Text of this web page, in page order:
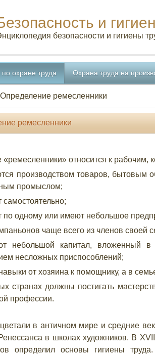
и
безопасности и гигиены
охране труда Охрана труда на
ремесленники
ремесленники
относится к рабочим,
производством товаров, бытовым
промыслом;
одному или имеют небольшое
чаще всего из членов своей
небольшой капитал, вложенный
несложных приспособлений;
от хозяина к помощнику, а в
странах должны постигать
профессии.
в античном мире и средние
в школах художников. В
определил основы гигиены